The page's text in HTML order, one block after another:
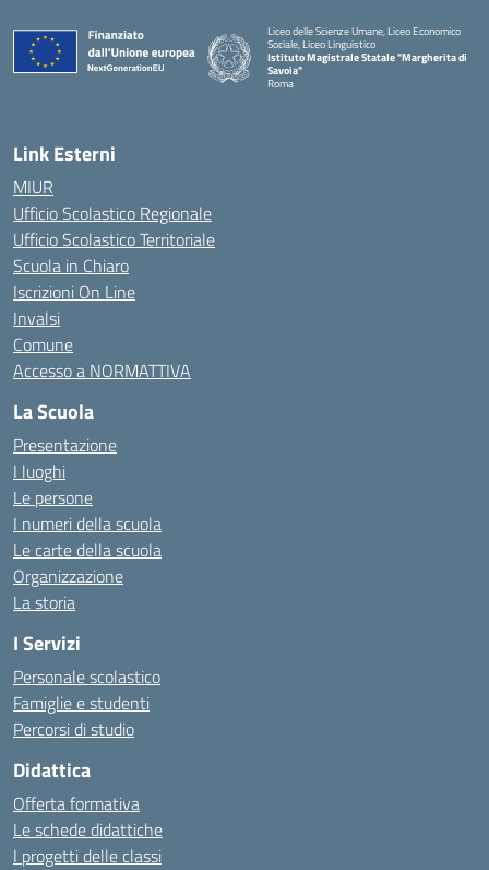
Liceo delle Scienze Umane, Liceo Economico
Sociale, Liceo Linguistico
Istituto Magistrale Statale "Margherita di
Savoia"
Roma
Link Esterni
MIUR
Ufficio Scolastico Regionale
Ufficio Scolastico Territoriale
Scuola in Chiaro
Iscrizioni On Line
Invalsi
Comune
Accesso a NORMATTIVA
La Scuola
Presentazione
I luoghi
Le persone
I numeri della scuola
Le carte della scuola
Organizzazione
La storia
I Servizi
Personale scolastico
Famiglie e studenti
Percorsi di studio
Didattica
Offerta formativa
Le schede didattiche
I progetti delle classi